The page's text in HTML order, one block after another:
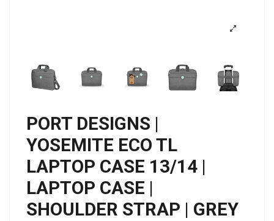
PORT DESIGNS |
YOSEMITE ECO TL
LAPTOP CASE 13/14 |
LAPTOP CASE |
SHOULDER STRAP | GREY